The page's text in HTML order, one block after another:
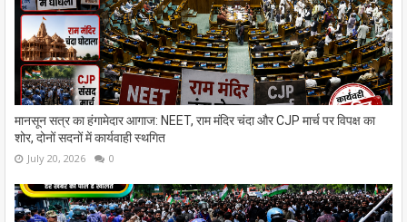
मानसून सत्र का हंगामेदार आगाज: NEET, राम मंदिर चंदा और CJP मार्च पर विपक्ष का
शोर, दोनों सदनों में कार्यवाही स्थगित
July 20, 2026 0